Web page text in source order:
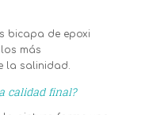
bicapa de epoxi
más
la salinidad.
calidad final?